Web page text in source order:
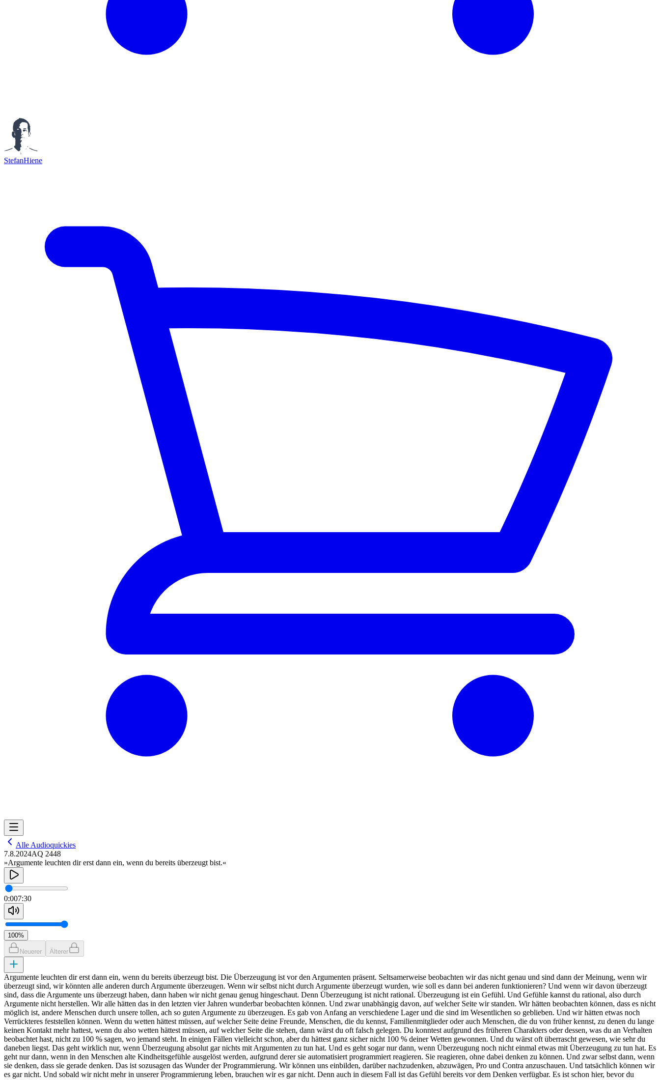
StefanHiene
Alle Audioquickies
7.8.2024AQ 2448
»Argumente leuchten dir erst dann ein, wenn du bereits überzeugt bist.«
0:007:30
100%
Neuerer Älterer
Argumente leuchten dir erst dann ein, wenn du bereits überzeugt bist. Die Überzeugung ist vor den Argumenten präsent. Seltsamerweise beobachten wir das nicht genau und sind dann der Meinung, wenn wir
überzeugt sind, wir könnten alle anderen durch Argumente überzeugen. Wenn wir selbst nicht durch Argumente überzeugt wurden, wie soll es dann bei anderen funktionieren? Und wenn wir davon überzeugt
sind, dass die Argumente uns überzeugt haben, dann haben wir nicht genau genug hingeschaut. Denn Überzeugung ist nicht rational. Überzeugung ist ein Gefühl. Und Gefühle kannst du rational, also durch
Argumente nicht herstellen. Wir alle hätten das in den letzten vier Jahren wunderbar beobachten können. Und zwar unabhängig davon, auf welcher Seite wir standen. Wir hätten beobachten können, dass es nicht
möglich ist, andere Menschen durch unsere tollen, ach so guten Argumente zu überzeugen. Es gab von Anfang an verschiedene Lager und die sind im Wesentlichen so geblieben. Und wir hätten etwas noch
Verrückteres feststellen können. Wenn du wetten hättest müssen, auf welcher Seite deine Freunde, Menschen, die du kennst, Familienmitglieder oder auch Menschen, die du von früher kennst, zu denen du lange
keinen Kontakt mehr hattest, wenn du also wetten hättest müssen, auf welcher Seite die stehen, dann wärst du oft falsch gelegen. Du konntest aufgrund des früheren Charakters oder dessen, was du an Verhalten
beobachtet hast, nicht zu 100 % sagen, wo jemand steht. In einigen Fällen vielleicht schon, aber du hättest ganz sicher nicht 100 % deiner Wetten gewonnen. Und du wärst oft überrascht gewesen, wie sehr du
daneben liegst. Das geht wirklich nur, wenn Überzeugung absolut gar nichts mit Argumenten zu tun hat. Und es geht sogar nur dann, wenn Überzeugung noch nicht einmal etwas mit Überzeugung zu tun hat. Es
geht nur dann, wenn in den Menschen alte Kindheitsgefühle ausgelöst werden, aufgrund derer sie automatisiert programmiert reagieren. Sie reagieren, ohne dabei denken zu können. Und zwar selbst dann, wenn
sie denken, dass sie gerade denken. Das ist sozusagen das Wunder der Programmierung. Wir können uns einbilden, darüber nachzudenken, abzuwägen, Pro und Contra anzuschauen. Und tatsächlich können wir
es gar nicht. Und sobald wir nicht mehr in unserer Programmierung leben, brauchen wir es gar nicht. Denn auch in diesem Fall ist das Gefühl bereits vor dem Denken verfügbar. Es ist schon hier, bevor du